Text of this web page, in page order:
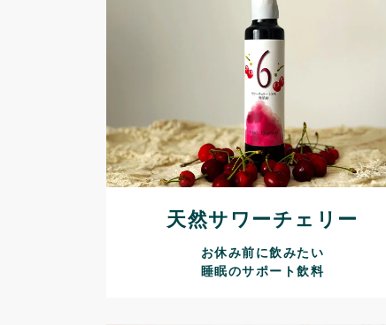
天然サワーチェリー
お休み前に飲みたい
睡眠のサポート飲料